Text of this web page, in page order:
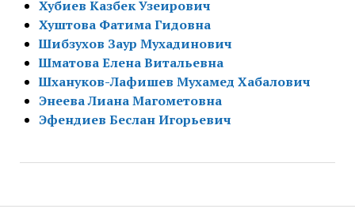
Хубиев Казбек Узеирович
Хуштова Фатима Гидовна
Шибзухов Заур Мухадинович
Шматова Елена Витальевна
Шхануков-Лафишев Мухамед Хабалович
Энеева Лиана Магометовна
Эфендиев Беслан Игорьевич